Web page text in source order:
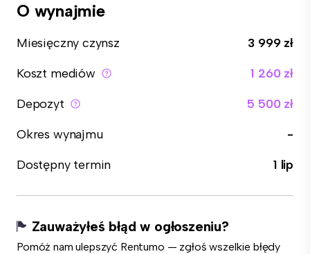
O wynajmie
Miesięczny czynsz
3 999 zł
Koszt mediów
1 260 zł
Depozyt
5 500 zł
Okres wynajmu
-
Dostępny termin
1 lip
Zauważyłeś błąd w ogłoszeniu?
Pomóż nam ulepszyć Rentumo — zgłoś wszelkie błędy